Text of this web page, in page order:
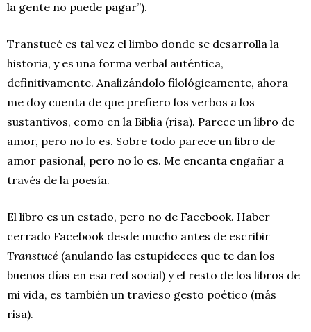
la gente no puede pagar”).
Transtucé es tal vez el limbo donde se desarrolla la
historia, y es una forma verbal auténtica,
definitivamente. Analizándolo filológicamente, ahora
me doy cuenta de que prefiero los verbos a los
sustantivos, como en la Biblia (risa). Parece un libro de
amor, pero no lo es. Sobre todo parece un libro de
amor pasional, pero no lo es. Me encanta engañar a
través de la poesía.
El libro es un estado, pero no de Facebook. Haber
cerrado Facebook desde mucho antes de escribir
Transtucé (anulando las estupideces que te dan los
buenos días en esa red social) y el resto de los libros de
mi vida, es también un travieso gesto poético (más
risa).